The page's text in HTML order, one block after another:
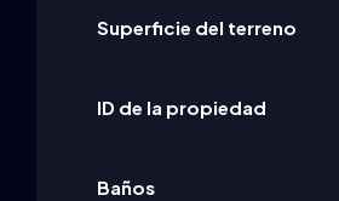
Superficie del terreno
ID de la propiedad
Baños